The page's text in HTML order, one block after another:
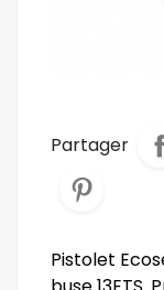
Partager
Pistolet